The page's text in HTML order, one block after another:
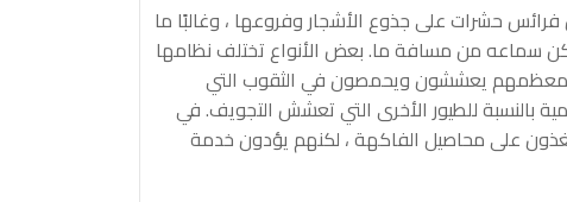
حشرات على جذوع الأشجار وفروعها ، وغالبًا ما
سماعه من مسافة ما. بعض الأنواع تختلف نظامها
معظمهم يعششون ويحمصون في الثقوب التي
بالنسبة للطيور الأخرى التي تعشش التجويف. في
على محاصيل الفاكهة ، لكنهم يؤدون خدمة